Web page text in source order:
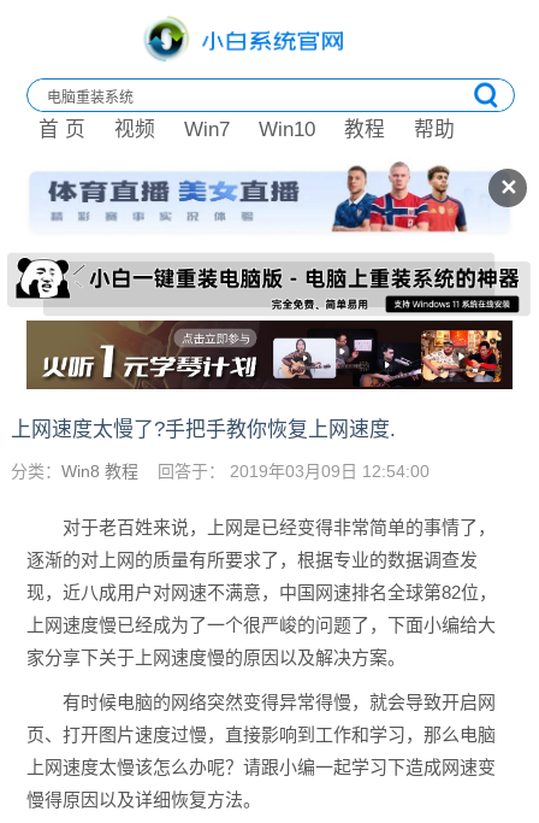
✕
首 页 视频 Win7 Win10 教程 帮助
上网速度太慢了?手把手教你恢复上网速度.
分类： Win8 教程 回答于： 2019年03月09日 12:54:00
对于老百姓来说，上网是已经变得非常简单的事情了，
逐渐的对上网的质量有所要求了，根据专业的数据调查发
现，近八成用户对网速不满意，中国网速排名全球第82位，
上网速度慢已经成为了一个很严峻的问题了，下面小编给大
家分享下关于上网速度慢的原因以及解决方案。
有时候电脑的网络突然变得异常得慢，就会导致开启网
页、打开图片速度过慢，直接影响到工作和学习，那么电脑
上网速度太慢该怎么办呢？请跟小编一起学习下造成网速变
慢得原因以及详细恢复方法。